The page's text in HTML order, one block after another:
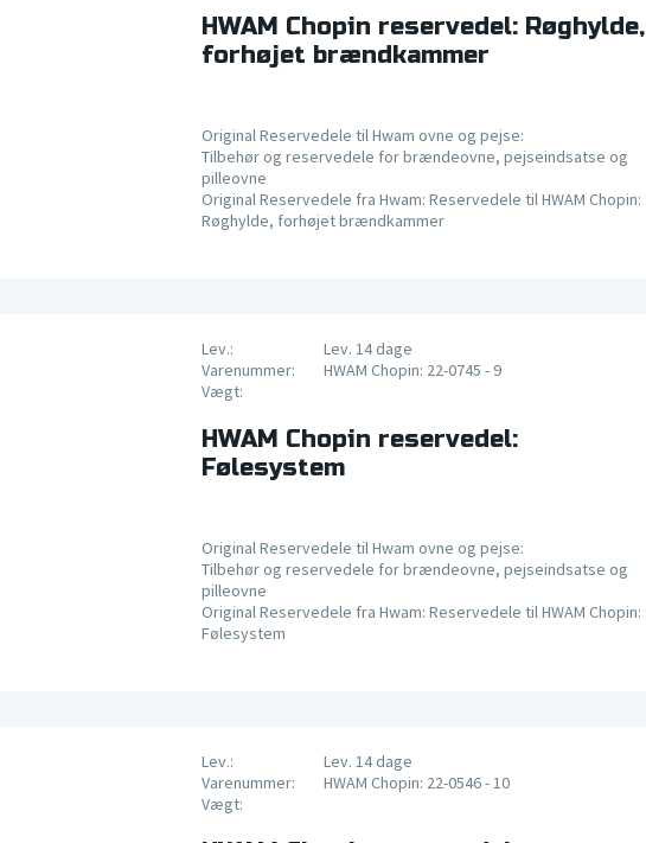
HWAM Chopin reservedel: Røghylde,
forhøjet brændkammer
Original Reservedele til Hwam ovne og pejse:
Tilbehør og reservedele for brændeovne, pejseindsatse og
pilleovne
Original Reservedele fra Hwam: Reservedele til HWAM Chopin:
Røghylde, forhøjet brændkammer
Lev.:
Lev. 14 dage
Varenummer:
HWAM Chopin: 22-0745 - 9
Vægt:
HWAM Chopin reservedel:
Følesystem
Original Reservedele til Hwam ovne og pejse:
Tilbehør og reservedele for brændeovne, pejseindsatse og
pilleovne
Original Reservedele fra Hwam: Reservedele til HWAM Chopin:
Følesystem
Lev.:
Lev. 14 dage
Varenummer:
HWAM Chopin: 22-0546 - 10
Vægt: